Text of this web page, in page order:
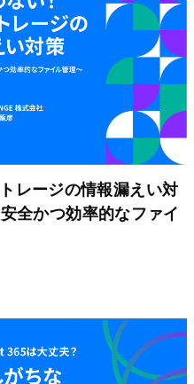
レージの情報漏えい対
全かつ効率的なファイ